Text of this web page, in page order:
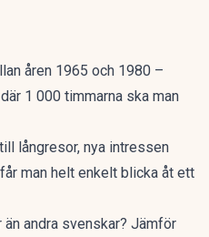
åren 1965 och 1980 –
1 000 timmarna ska man
långresor, nya intressen
man helt enkelt blicka åt ett
än andra svenskar? Jämför